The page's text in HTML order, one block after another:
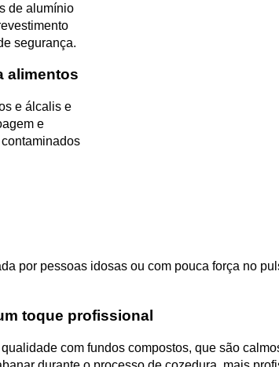
de alumínio
segurança.
alimentos
e álcalis e
e
por pessoas idosas ou com pouca força no
toque profissional
com fundos compostos, que são